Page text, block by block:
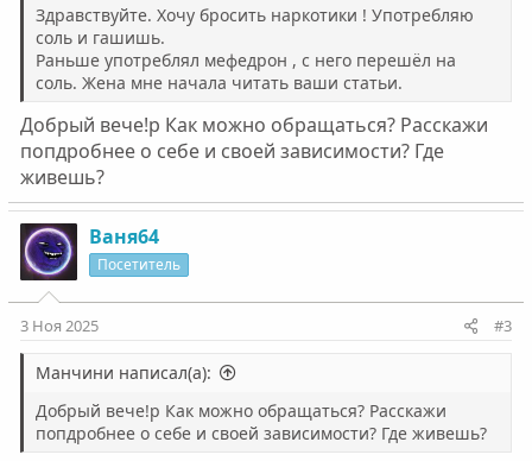
Здравствуйте. Хочу бросить наркотики ! Употребляю
соль и гашишь.
Раньше употреблял мефедрон , с него перешёл на
соль. Жена мне начала читать ваши статьи.
Добрый вече!р Как можно обращаться? Расскажи
попдробнее о себе и своей зависимости? Где
живешь?
Ваня64
Посетитель
3 Ноя 2025 #3
Манчини написал(а):
Добрый вече!р Как можно обращаться? Расскажи
попдробнее о себе и своей зависимости? Где живешь?